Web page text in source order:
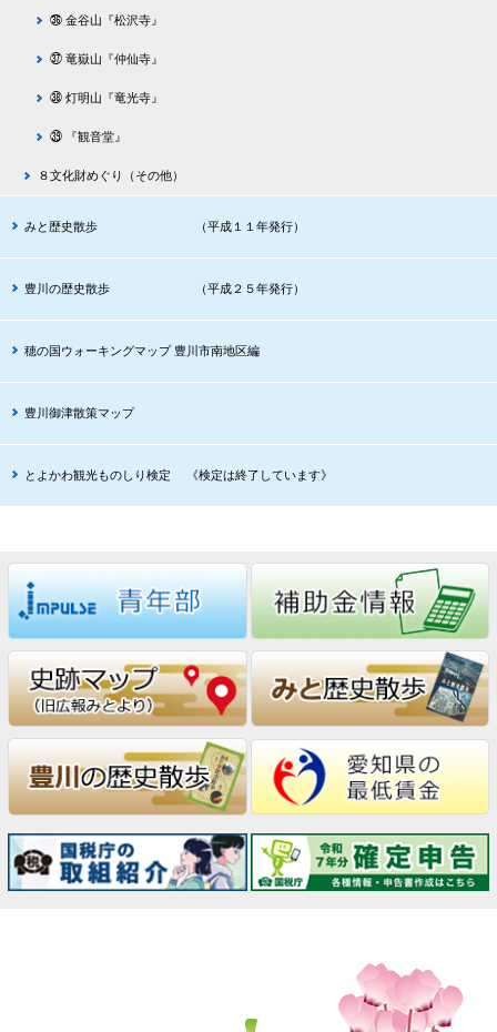
㊱ 金谷山『松沢寺』
㊲ 竜嶽山『仲仙寺』
㊳ 灯明山『竜光寺』
㊴ 『観音堂』
８文化財めぐり（その他）
みと歴史散歩 （平成１１年発行）
豊川の歴史散歩 （平成２５年発行）
穂の国ウォーキングマップ 豊川市南地区編
豊川御津散策マップ
とよかわ観光ものしり検定 《検定は終了しています》